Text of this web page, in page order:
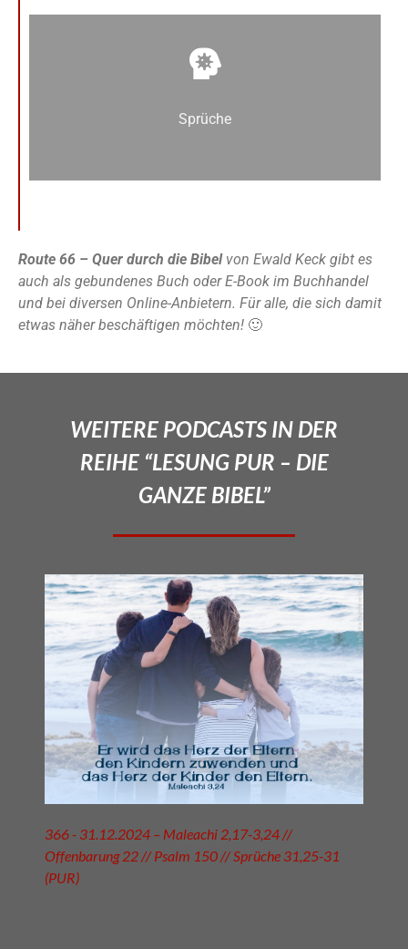
Sprüche
Route 66 – Quer durch die Bibel von Ewald Keck gibt es
auch als gebundenes Buch oder E-Book im Buchhandel
und bei diversen Online-Anbietern. Für alle, die sich damit
etwas näher beschäftigen möchten! 🙂
WEITERE PODCASTS IN DER
REIHE “LESUNG PUR – DIE
GANZE BIBEL”
366 - 31.12.2024 – Maleachi 2,17-3,24 //
Offenbarung 22 // Psalm 150 // Sprüche 31,25-31
(PUR)